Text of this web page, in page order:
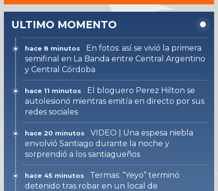
ULTIMO MOMENTO
hace 8 minutos
En fotos: así se vivió la primera
semifinal en La Banda entre Central Argentino
y Central Córdoba
hace 11 minutos
El bloguero Perez Hilton se
autolesionó mientras emitía en directo por sus
redes sociales
hace 20 minutos
VIDEO | Una espesa niebla
envolvió Santiago durante la noche y
sorprendió a los santiagueños
hace 45 minutos
Termas: “Yeyo” terminó
detenido tras robar en un local de